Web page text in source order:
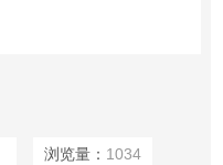
浏览量： 1034